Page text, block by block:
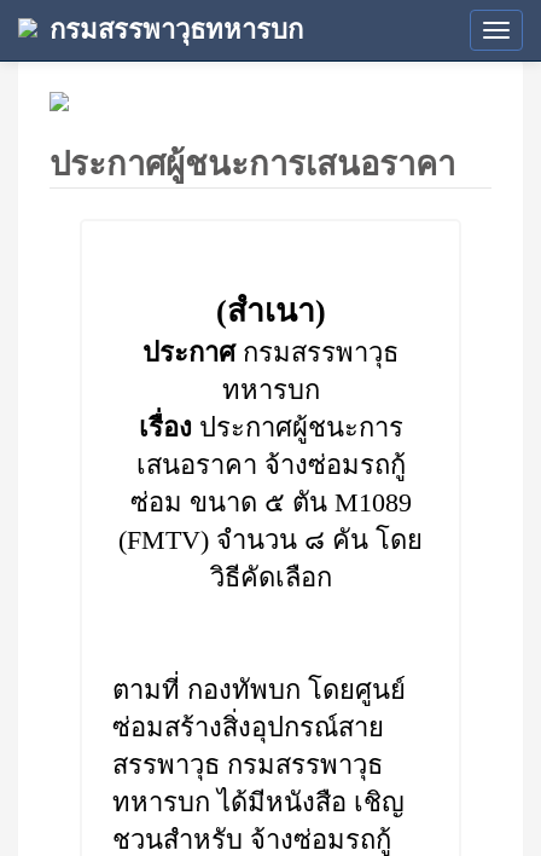
กรมสรรพาวุธทหารบก
ประกาศผู้ชนะการเสนอราคา
(สำเนา)
ประกาศกรมสรรพาวุธ
ทหารบก
เรื่อง ประกาศผู้ชนะการ
เสนอราคา จ้างซ่อมรถกู้
ซ่อม ขนาด ๕ ตัน M1089
(FMTV) จำนวน ๘ คัน โดย
วิธีคัดเลือก
ตามที่ กองทัพบก โดยศูนย์
ซ่อมสร้างสิ่งอุปกรณ์สาย
สรรพาวุธ กรมสรรพาวุธ
ทหารบก ได้มีหนังสือ เชิญ
ชวนสำหรับ จ้างซ่อมรถกู้